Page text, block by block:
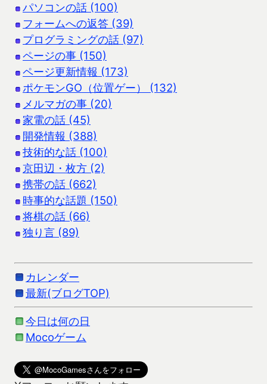
パソコンの話 (100)
フォームへの返答 (39)
プログラミングの話 (97)
ページの事 (150)
ページ更新情報 (173)
ポケモンGO（位置ゲー） (132)
メルマガの事 (20)
家電の話 (45)
開発情報 (388)
技術的な話 (100)
京田辺・枚方 (2)
携帯の話 (662)
時事的な話題 (150)
将棋の話 (66)
独り言 (89)
カレンダー
最新(ブログTOP)
今日は何の日
Mocoゲーム